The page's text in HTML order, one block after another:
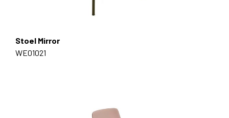
Stoel Mirror
WE01021